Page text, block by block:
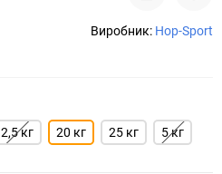
Виробник: Hop-Sport
2,5 кг 20 кг 25 кг 5 кг